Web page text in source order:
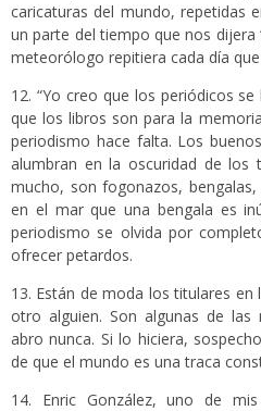
caricaturas del mundo, repetidas
un parte del tiempo que nos dijera
meteorólogo repitiera cada día
12. “Yo creo que los periódicos
que los libros son para la
periodismo hace falta. Los
alumbran en la oscuridad de los
mucho, son fogonazos,
en el mar que una bengala es
periodismo se olvida por
ofrecer petardos.
13. Están de moda los titulares en
otro alguien. Son algunas de
abro nunca. Si lo hiciera,
de que el mundo es una traca
14. Enric González, uno de